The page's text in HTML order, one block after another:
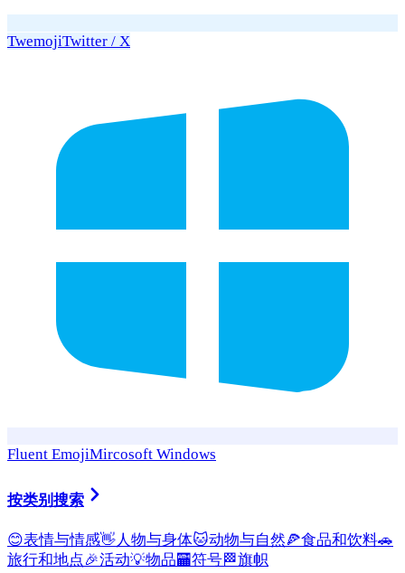
TwemojiTwitter / X
Fluent EmojiMircosoft Windows
按类别搜索
😊表情与情感👋 人物与身体🐱动物与自然🍕食品和饮料🚗
旅行和地点🎉活动💡物品🏧符号🏁旗帜